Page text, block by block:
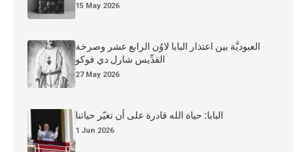
15 May 2026
العبوديَّة بين اعتذار البابا لاوُن الرابع عشر وصرخة
القدِّيس شارل دي فوكو
27 May 2026
البابا: حياة الله قادرة على أن تغيّر حياتنا
1 Jun 2026